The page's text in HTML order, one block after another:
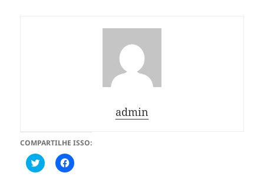
admin
COMPARTILHE ISSO:
C
l
C
l